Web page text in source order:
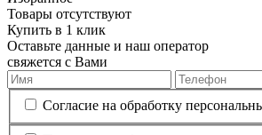
Товары отсутствуют
Купить в 1 клик
Оставьте данные и наш оператор
свяжется с Вами
Согласие на обработку